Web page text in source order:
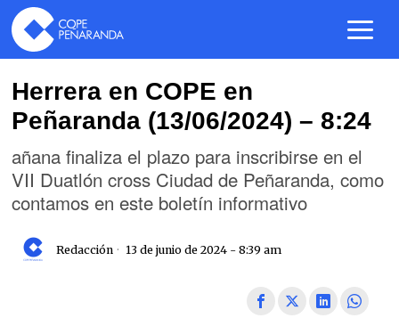
Herrera en COPE en
Peñaranda (13/06/2024) – 8:24
añana finaliza el plazo para inscribirse en el
VII Duatlón cross Ciudad de Peñaranda, como
contamos en este boletín informativo
Redacción 13 de junio de 2024 - 8:39 am